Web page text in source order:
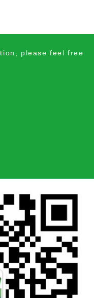
please feel free